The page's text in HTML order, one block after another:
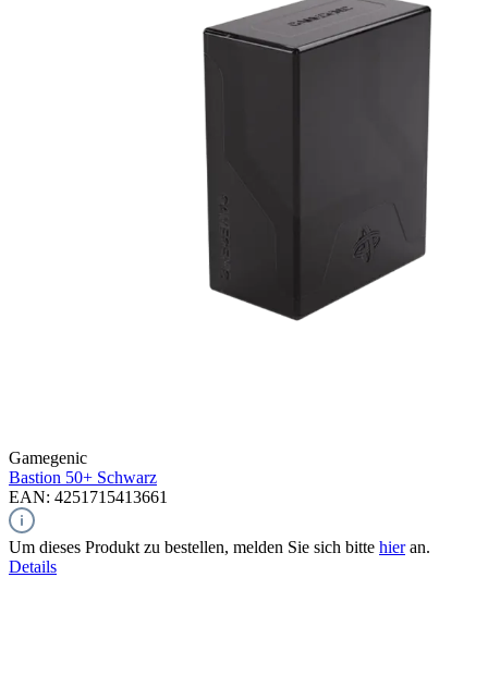
Gamegenic
Bastion 50+ Schwarz
EAN: 4251715413661
Um dieses Produkt zu bestellen, melden Sie sich bitte hieran.
Details